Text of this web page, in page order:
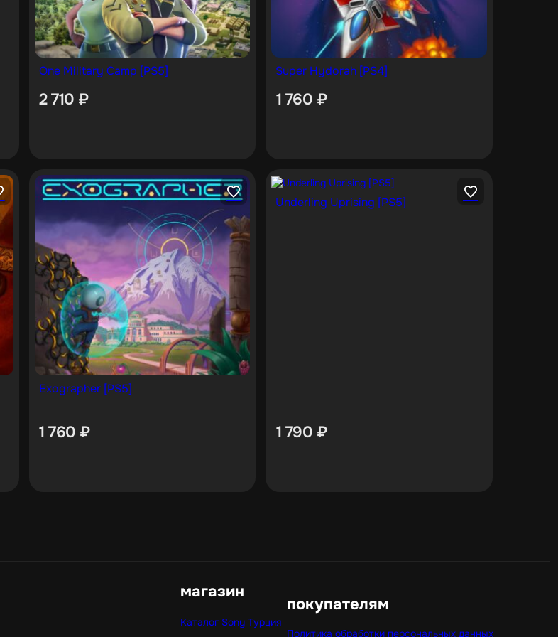
One Military Camp [PS5]
2 710 ₽
Super Hydorah [PS4]
1 760 ₽
Exographer [PS5]
1 760 ₽
Underling Uprising [PS5]
1 790 ₽
магазин
Каталог Sony Турция
покупателям
Политика обработки персональных данных